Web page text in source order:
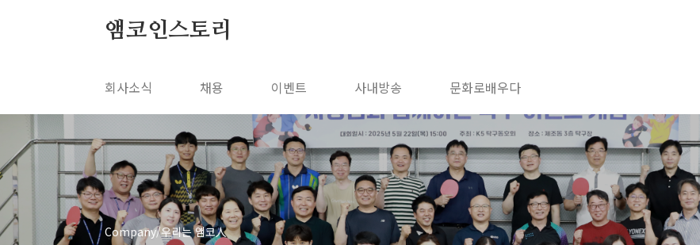
앰코인스토리
회사소식 채용 이벤트 사내방송 문화로배우다
Company/우리는 앰코人